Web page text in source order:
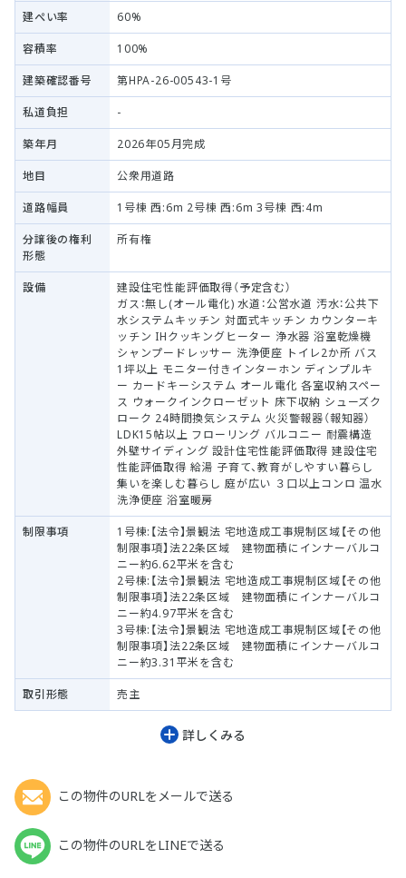
建ぺい率 60%
容積率 100%
建築確認番号 第HPA-26-00543-1号
私道負担 -
築年月 2026年05月完成
地目 公衆用道路
道路幅員 1号棟 西:6m 2号棟 西:6m 3号棟 西:4m
分譲後の権利
形態
所有権
設備
建設住宅性能評価取得（予定含む）
ガス：無し(オール電化) 水道：公営水道 汚水：公共下
水システムキッチン 対面式キッチン カウンターキ
ッチン IHクッキングヒーター 浄水器 浴室乾燥機
シャンプードレッサー 洗浄便座 トイレ2か所 バス
1坪以上 モニター付きインターホン ディンプルキ
ー カードキーシステム オール電化 各室収納スペー
ス ウォークインクローゼット 床下収納 シューズク
ローク 24時間換気システム 火災警報器（報知器）
LDK15帖以上 フローリング バルコニー 耐震構造
外壁サイディング 設計住宅性能評価取得 建設住宅
性能評価取得 給湯 子育て、教育がしやすい暮らし
集いを楽しむ暮らし 庭が広い ３口以上コンロ 温水
洗浄便座 浴室暖房
制限事項
1号棟:【法令】景観法 宅地造成工事規制区域【その他
制限事項】法22条区域 建物面積にインナーバルコ
ニー約6.62平米を含む
2号棟:【法令】景観法 宅地造成工事規制区域【その他
制限事項】法22条区域 建物面積にインナーバルコ
ニー約4.97平米を含む
3号棟:【法令】景観法 宅地造成工事規制区域【その他
制限事項】法22条区域 建物面積にインナーバルコ
ニー約3.31平米を含む
取引形態 売主
詳しくみる
この物件のURLをメールで送る
この物件のURLをLINEで送る